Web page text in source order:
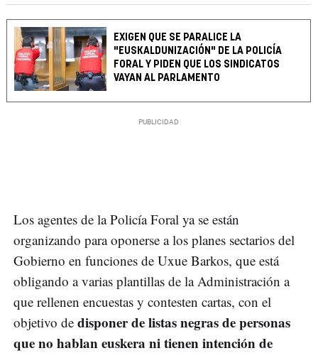
EXIGEN QUE SE PARALICE LA
"EUSKALDUNIZACIÓN" DE LA POLICÍA
FORAL Y PIDEN QUE LOS SINDICATOS
VAYAN AL PARLAMENTO
Los agentes de la Policía Foral ya se están
organizando para oponerse a los planes sectarios del
Gobierno en funciones de Uxue Barkos, que está
obligando a varias plantillas de la Administración a
que rellenen encuestas y contesten cartas, con el
objetivo de disponer de listas negras de personas
que no hablan euskera ni tienen intención de